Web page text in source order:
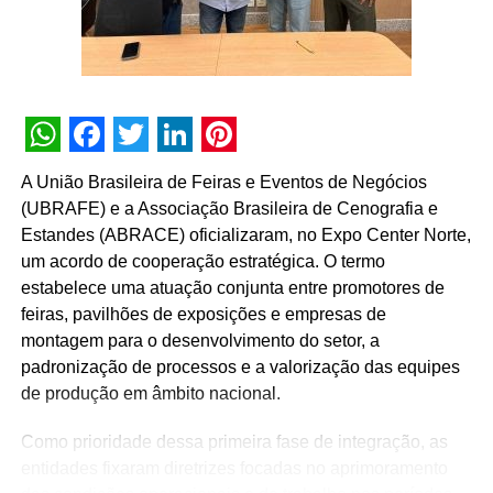
pulverizada pelo comércio local. A marca fechou
parcerias com pontos de venda estratégicos e
restaurantes icônicos da cidade, incluindo o tradicional
visibilidade de seus ingredientes junto aos turistas.
ressalta que a escolha de Campos do Jordão cumpre um
papel fundamental no posicionamento de marca e na
construção de valor reputacional a longo prazo. “A
temporada de inverno em Campos do Jordão representa
uma oportunidade para criarmos conexões mais próximas
com os consumidores, proporcionando experiências que
traduzem os valores da Scala: qualidade, tradição e
sabor. Queremos que as pessoas vivenciem a marca de
forma memorável, em um dos cenários mais
WhatsApp
Facebook
Twitter
LinkedIn
Pinterest
A União Brasileira de Feiras e Eventos de Negócios
(UBRAFE) e a Associação Brasileira de Cenografia e
Estandes (ABRACE) oficializaram, no Expo Center Norte,
um acordo de cooperação estratégica. O termo
estabelece uma atuação conjunta entre promotores de
feiras, pavilhões de exposições e empresas de
montagem para o desenvolvimento do setor, a
padronização de processos e a valorização das equipes
de produção em âmbito nacional.
Como prioridade dessa primeira fase de integração, as